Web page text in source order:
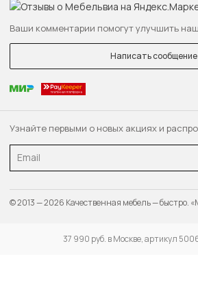
37 990 руб. в Москве, артикул
Узнайте первыми о новых акциях и
Ваши комментарии помогут улучшить
Написать сообщение
© 2013 — 2026 Качественная мебель — быстро.